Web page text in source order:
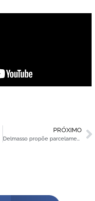
PRÓXIMO
Delmasso propõe parcelamento do ICMS para bares e restaurantes do DF